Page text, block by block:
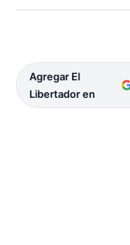
Agregar El
Libertador en